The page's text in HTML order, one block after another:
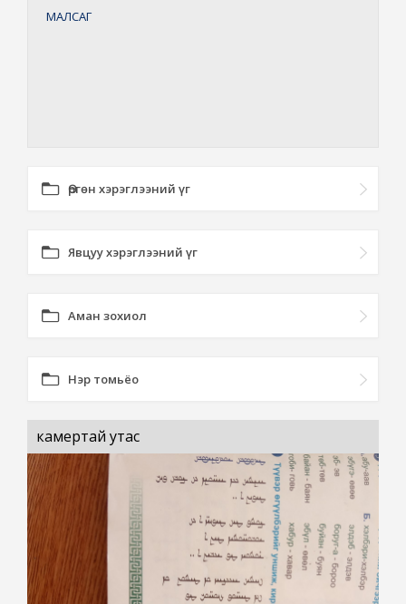
МАЛСАГ
Өргөн хэрэглээний үг
Явцуу хэрэглээний үг
Аман зохиол
Нэр томьёо
камертай утас